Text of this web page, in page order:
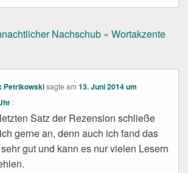
Nachschub « Wortakzente
Petrikowskisagte am13. Juni 2014 um
:
Satz der Rezension schließe
gerne an, denn auch ich fand das
gut und kann es nur vielen Lesern